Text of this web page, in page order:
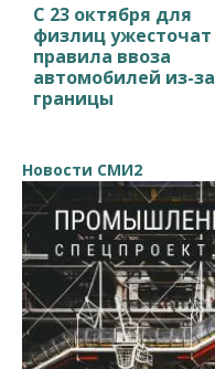
С 23 октября для
физлиц ужесточат
правила ввоза
автомобилей из-за
границы
Новости СМИ2